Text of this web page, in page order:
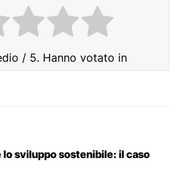
/ 5. Hanno votato in
sviluppo sostenibile: il caso